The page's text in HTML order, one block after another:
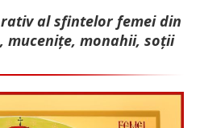
al sfintelor femei din
mu­cenițe, monahii, soții